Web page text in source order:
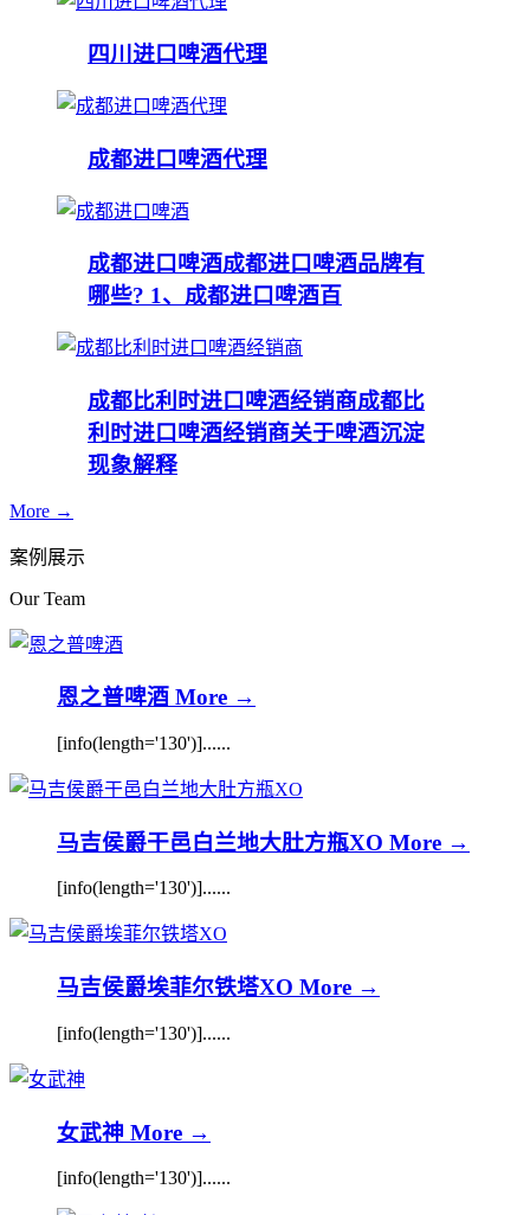
四川进口啤酒代理
成都进口啤酒代理
成都进口啤酒成都进口啤酒品牌有
哪些? 1、成都进口啤酒百
成都比利时进口啤酒经销商成都比
利时进口啤酒经销商关于啤酒沉淀
现象解释
More →
案例展示
Our Team
恩之普啤酒 More →
[info(length='130')]......
马吉侯爵干邑白兰地大肚方瓶XO More →
[info(length='130')]......
马吉侯爵埃菲尔铁塔XO More →
[info(length='130')]......
女武神 More →
[info(length='130')]......